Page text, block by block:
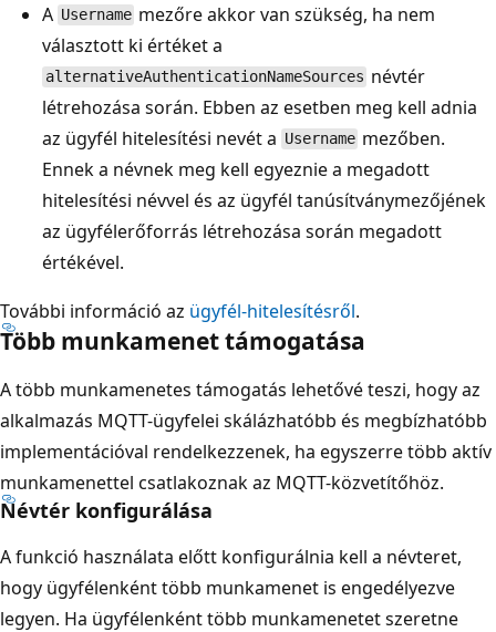
A Username mezőre akkor van szükség, ha nem
választott ki értéket a
alternativeAuthenticationNameSources névtér
létrehozása során. Ebben az esetben meg kell adnia
az ügyfél hitelesítési nevét a Username mezőben.
Ennek a névnek meg kell egyeznie a megadott
hitelesítési névvel és az ügyfél tanúsítványmezőjének
az ügyfélerőforrás létrehozása során megadott
értékével.
További információ az ügyfél-hitelesítésről.
Több munkamenet támogatása
A több munkamenetes támogatás lehetővé teszi, hogy az
alkalmazás MQTT-ügyfelei skálázhatóbb és megbízhatóbb
implementációval rendelkezzenek, ha egyszerre több aktív
munkamenettel csatlakoznak az MQTT-közvetítőhöz.
Névtér konfigurálása
A funkció használata előtt konfigurálnia kell a névteret,
hogy ügyfélenként több munkamenet is engedélyezve
legyen. Ha ügyfélenként több munkamenetet szeretne